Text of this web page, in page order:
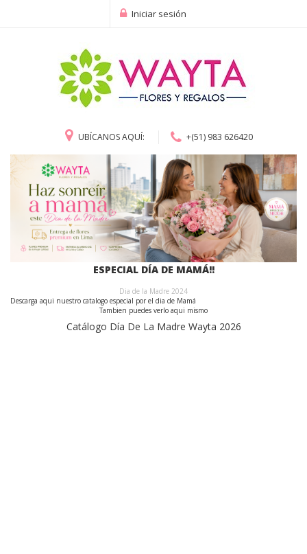
Iniciar sesión
UBÍCANOS AQUÍ: +(51) 983 626420
ESPECIAL DÍA DE MAMÁ!!
Dia de la Madre 2024
Descarga aqui nuestro catalogo especial por el dia de Mamá
Tambien puedes verlo aqui mismo
Catálogo Día De La Madre Wayta 2026